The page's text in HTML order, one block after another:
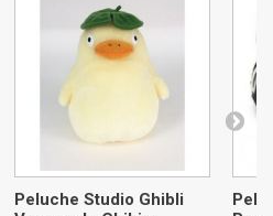
Peluche Studio Ghibli